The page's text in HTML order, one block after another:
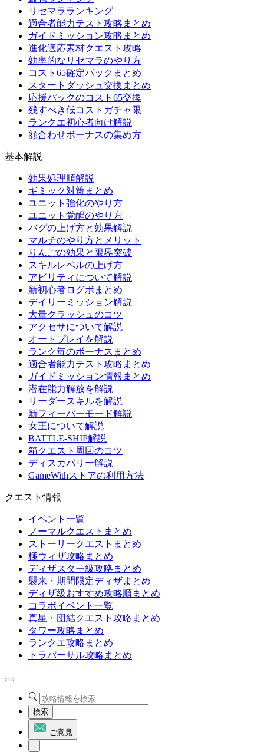
リセマラランキング
適合者能力テスト攻略まとめ
ガイドミッション攻略まとめ
進化適応素材クエスト攻略
効率的なリセマラのやり方
コスト65確定パックまとめ
スタートダッシュ交換まとめ
応援パックのコスト65交換
残すべき低コストガチャ限
ランクエ初心者向け解説
顔合わせボーナスの集め方
基本解説
効果処理順解説
ギミック対策まとめ
ユニット強化のやり方
ユニット覚醒のやり方
バグの上げ方と効果解説
マルチのやり方とメリット
りんごの効果と限界突破
スキルレベルの上げ方
アビリティについて解説
新初心者ログボまとめ
デイリーミッション解説
大量クラッシュのコツ
アクセサについて解説
オートプレイを解説
ランク毎のボーナスまとめ
適合者能力テスト攻略まとめ
ガイドミッション情報まとめ
潜在能力解放を解説
リーダースキルを解説
新フィーバーモード解説
女王について解説
BATTLE-SHIP解説
箱クエスト周回のコツ
ディスカバリー解説
GameWithストアの利用方法
クエスト情報
イベント一覧
ノーマルクエストまとめ
ストーリークエストまとめ
極ウィザ攻略まとめ
ディザスター級攻略まとめ
襲来・期間限定ディザまとめ
ディザ級おすすめ攻略順まとめ
コラボイベント一覧
真星・団結クエスト攻略まとめ
タワー攻略まとめ
ランクエ攻略まとめ
トラバーサル攻略まとめ
検索
ご意見